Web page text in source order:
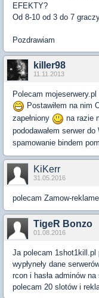
EFEKTY?
Od 8-10 od 3 do 7
Pozdrawiam
killer98
11.11.2013
Polecam
Postawiłem na nim
zapełniony
na razie
pododawałem serwer
spamowanie bindem
KiKerr
31.05.2016
polecam Zamow-
TigeR Bonzo
01.08.2016
Ja polecam 1shot1kill.pl
wypłyneły dane
rcon i hasła adminów
polecam 20 slotów i